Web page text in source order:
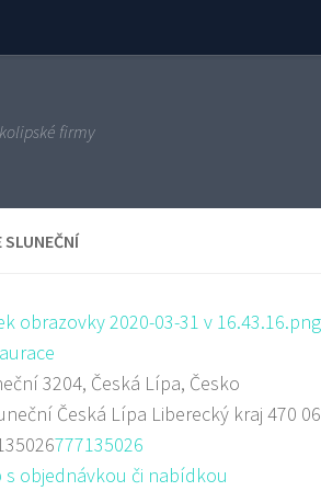
firmy
SLUNEČNÍ
3204, Česká Lípa, Česko
Česká Lípa Liberecký kraj 470 06
777135026
s objednávkou či nabídkou